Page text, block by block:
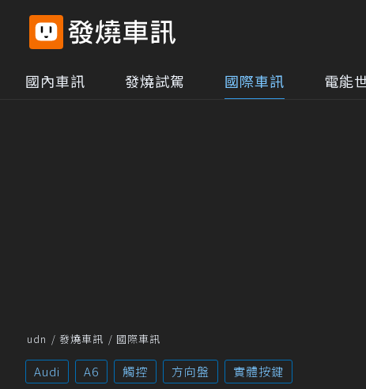
國內車訊 發燒試駕 國際車訊 電能
udn 發燒車訊 國際車訊
Audi A6 觸控 方向盤 實體按鍵